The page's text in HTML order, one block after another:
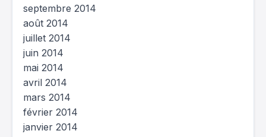
septembre 2014
août 2014
juillet 2014
juin 2014
mai 2014
avril 2014
mars 2014
février 2014
janvier 2014